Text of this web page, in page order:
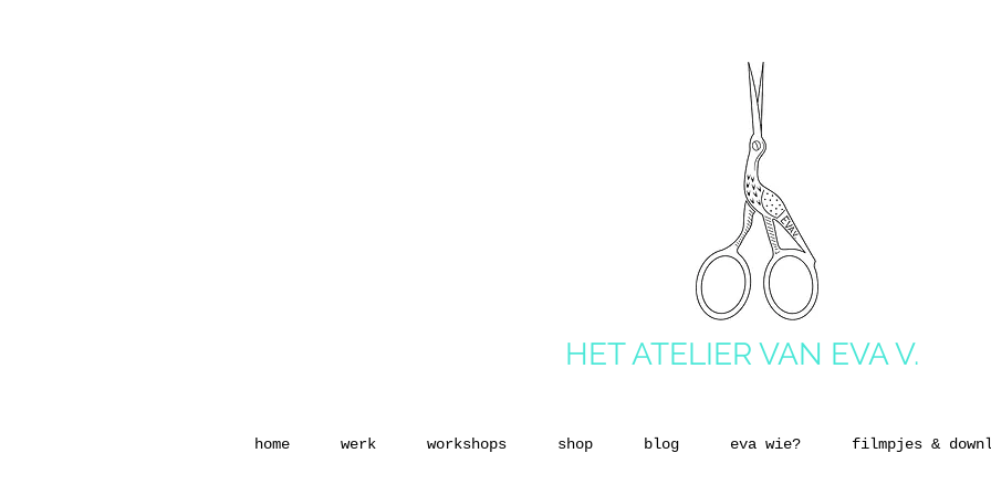
HET ATELIER VAN EVA V.
home werk workshops shop blog eva wie? filmpjes &